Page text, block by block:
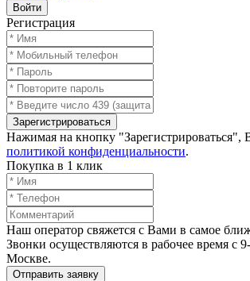
Войти
Регистрация
Зарегистрироваться
Нажимая на кнопку "Зарегистрироваться",
политикой конфиденциальности.
Покупка в 1 клик
Наш оператор свяжется с Вами в самое
Звонки осуществляются в рабочее время с
Москве.
Отправить заявку